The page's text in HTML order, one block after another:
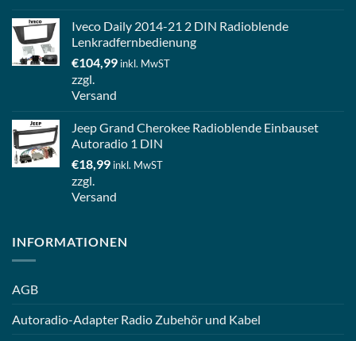
Iveco Daily 2014-21 2 DIN Radioblende
Lenkradfernbedienung
€104,99 inkl. MwST
zzgl.
Versand
Jeep Grand Cherokee Radioblende Einbauset
Autoradio 1 DIN
€18,99 inkl. MwST
zzgl.
Versand
INFORMATIONEN
AGB
Autoradio-Adapter Radio Zubehör und Kabel